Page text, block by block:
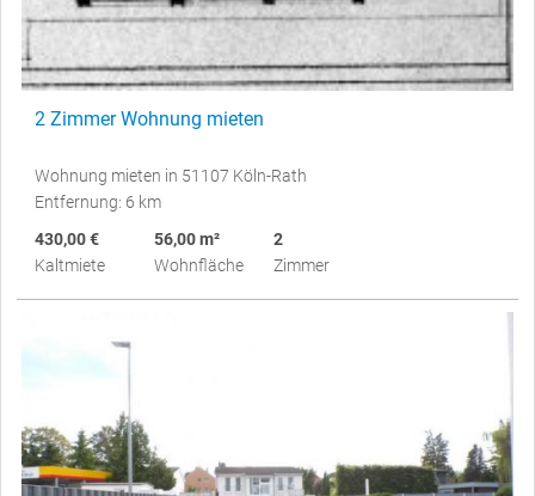
2 Zimmer Wohnung mieten
Wohnung mieten in 51107 Köln-Rath
Entfernung: 6 km
430,00 €
Kaltmiete
56,00 m²
Wohnfläche
2
Zimmer